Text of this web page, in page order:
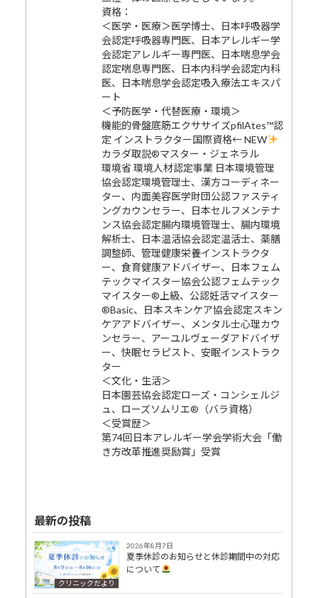
資格：
＜医学・医療＞医学博士、日本呼吸器学
会認定呼吸器専門医、日本アレルギー学
会認定アレルギー専門医、日本喘息学会
認定喘息専門医、日本内科学会認定内科
医、日本喘息学会認定吸入療法エキスパ
ート
＜予防医学・代替医療・環境＞
機能的骨盤底筋エクササイズpfilAtes™認
定 インストラクター国際資格← NEW
カラダ取説®マスター・ジェネラル
環境省 環境人材認定事業 日本環境管理
協会認定環境管理士、漢方コーディネー
ター、内面美容医学財団公認ファスティ
ングカウンセラー、日本セルフメンテナ
ンス協会認定腸内環境管理士、腸内環境
解析士、日本温活協会認定温活士、薬膳
調整師、管理健康栄養インストラクタ
ー、食育健康アドバイザー、日本フェム
テックマイスター協会公認フェムテック
マイスター®上級、公認妊活マイスター
®Basic、日本スキンケア協会認定スキン
ケアアドバイザー、メンタル士心理カウ
ンセラー、アーユルヴェーダアドバイザ
ー、快眠セラピスト、安眠インストラク
ター
＜文化・生活＞
日本園芸協会認定ローズ・コンシェルジ
ュ、ローズソムリエ®（バラ資格）
＜受賞歴＞
第74回日本アレルギー学会学術大会「働
き方改革推進奨励賞」受賞
最新の投稿
クリニックだより
2026年8月7日
夏季休診のお知らせと休診期間中の対応
について